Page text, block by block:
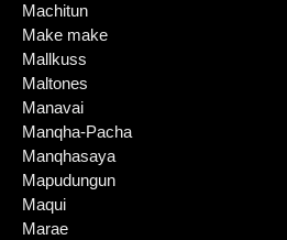
Machitun
Make make
Mallkuss
Maltones
Manavai
Manqha-Pacha
Manqhasaya
Mapudungun
Maqui
Marae